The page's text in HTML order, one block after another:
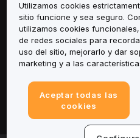
Servicios
Soporte
Utilizamos cookies
sitio funcione y sea seguro.
utilizamos cookies
de redes sociales para
uso del sitio, mejorarlo y dar
marketing y a las
Aceptar todas las
cookies